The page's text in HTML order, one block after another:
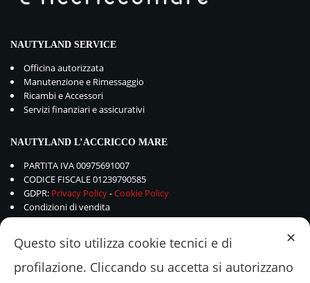
NAUTYLAND SERVICE
Officina autorizzata
Manutenzione e Rimessaggio
Ricambi e Accessori
Servizi finanziari e assicurativi
NAUTYLAND L’ACCRICCO MARE
PARTITA IVA 00975691007
CODICE FISCALE 01239790585
GDPR: Privacy Policy-Cookie Policy
Condizioni di vendita
✕
Questo sito utilizza cookie tecnici e di
profilazione. Cliccando su accetta si autorizzano